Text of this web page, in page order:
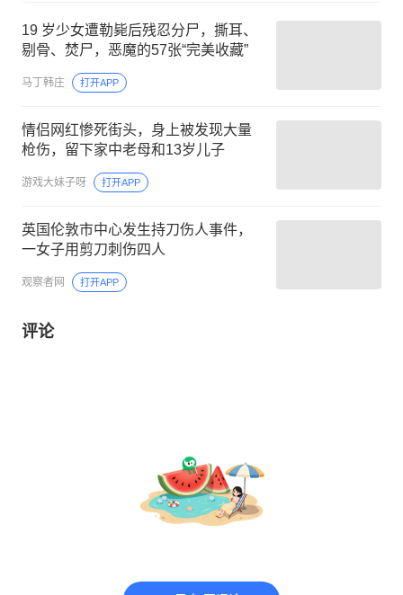
19 岁少女遭勒毙后残忍分尸，撕耳、
剔骨、焚尸，恶魔的57张“完美收藏”
马丁韩庄 打开APP
情侣网红惨死街头，身上被发现大量
枪伤，留下家中老母和13岁儿子
游戏大妹子呀 打开APP
英国伦敦市中心发生持刀伤人事件，
一女子用剪刀刺伤四人
观察者网 打开APP
评论